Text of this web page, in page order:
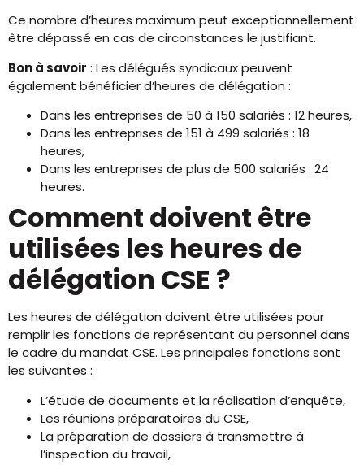
Ce nombre d’heures maximum peut exceptionnellement
être dépassé en cas de circonstances le justifiant.
Bon à savoir : Les délégués syndicaux peuvent
également bénéficier d’heures de délégation :
Dans les entreprises de 50 à 150 salariés : 12 heures,
Dans les entreprises de 151 à 499 salariés : 18
heures,
Dans les entreprises de plus de 500 salariés : 24
heures.
Comment doivent être
utilisées les heures de
délégation CSE ?
Les heures de délégation doivent être utilisées pour
remplir les fonctions de représentant du personnel dans
le cadre du mandat CSE. Les principales fonctions sont
les suivantes :
L’étude de documents et la réalisation d’enquête,
Les réunions préparatoires du CSE,
La préparation de dossiers à transmettre à
l’inspection du travail,